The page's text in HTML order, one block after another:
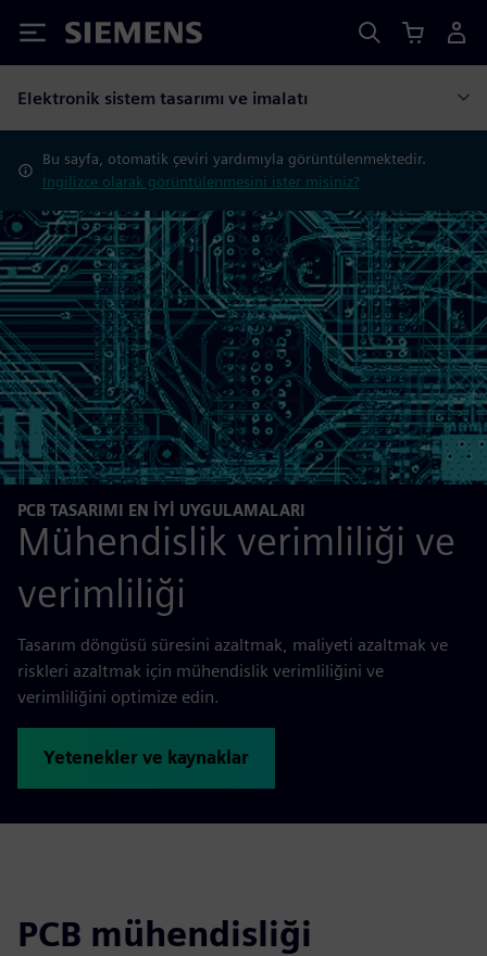
Siemens
Elektronik sistem tasarımı ve imalatı
Bu sayfa, otomatik çeviri yardımıyla görüntülenmektedir.
İngilizce olarak görüntülenmesini ister misiniz?
PCB TASARIMI EN İYİ UYGULAMALARI
Mühendislik verimliliği ve
verimliliği
Tasarım döngüsü süresini azaltmak, maliyeti azaltmak ve
riskleri azaltmak için mühendislik verimliliğini ve
verimliliğini optimize edin.
Yetenekler ve kaynaklar
PCB mühendisliği